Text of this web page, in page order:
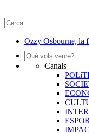
Ozzy Osbourne, la
Canals